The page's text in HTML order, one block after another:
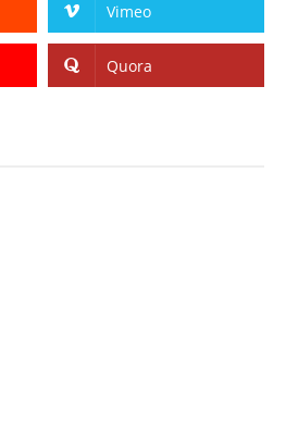
Vimeo
Quora